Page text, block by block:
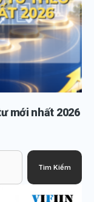
mới nhất 2026
Tìm Kiếm